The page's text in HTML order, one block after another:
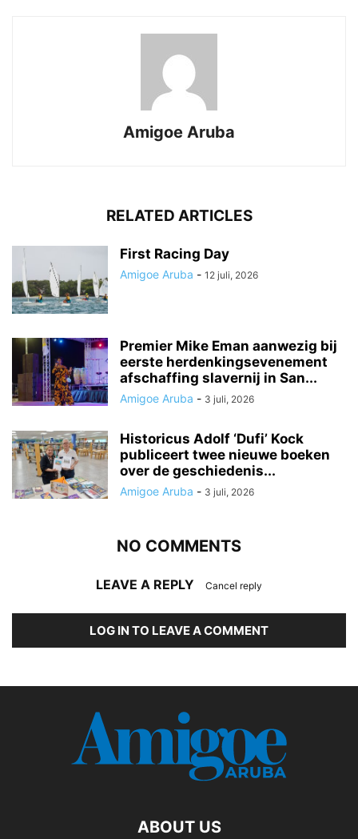
Amigoe Aruba
RELATED ARTICLES
First Racing Day
Amigoe Aruba - 12 juli, 2026
Premier Mike Eman aanwezig bij
eerste herdenkingsevenement
afschaffing slavernij in San...
Amigoe Aruba - 3 juli, 2026
Historicus Adolf ‘Dufi’ Kock
publiceert twee nieuwe boeken
over de geschiedenis...
Amigoe Aruba - 3 juli, 2026
NO COMMENTS
LEAVE A REPLY Cancel reply
LOG IN TO LEAVE A COMMENT
ABOUT US